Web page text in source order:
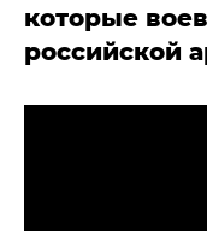
которые
российской